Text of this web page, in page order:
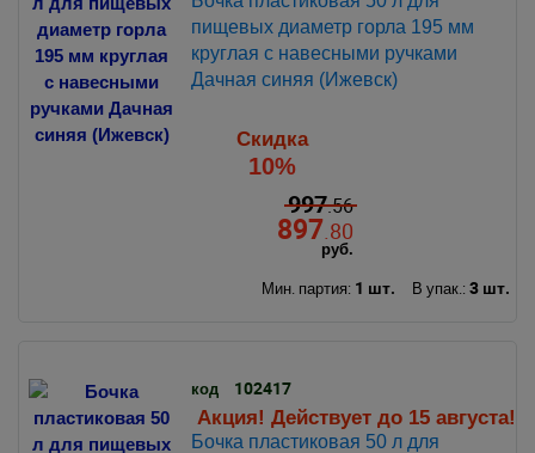
пищевых диаметр горла 195 мм
круглая с навесными ручками
Дачная синяя (Ижевск)
Скидка
10%
997.56
897.80
руб.
Мин. партия: 1 шт. В упак.: 3 шт.
код
102417
Акция! Действует до 15 августа!
Бочка пластиковая 50 л для